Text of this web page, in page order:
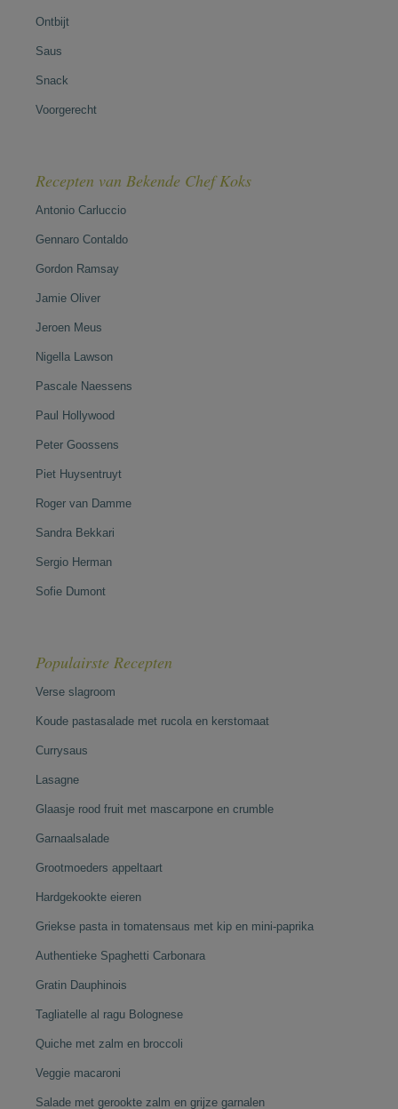
Ontbijt
Saus
Snack
Voorgerecht
Recepten van Bekende Chef Koks
Antonio Carluccio
Gennaro Contaldo
Gordon Ramsay
Jamie Oliver
Jeroen Meus
Nigella Lawson
Pascale Naessens
Paul Hollywood
Peter Goossens
Piet Huysentruyt
Roger van Damme
Sandra Bekkari
Sergio Herman
Sofie Dumont
Populairste Recepten
Verse slagroom
Koude pastasalade met rucola en kerstomaat
Currysaus
Lasagne
Glaasje rood fruit met mascarpone en crumble
Garnaalsalade
Grootmoeders appeltaart
Hardgekookte eieren
Griekse pasta in tomatensaus met kip en mini-paprika
Authentieke Spaghetti Carbonara
Gratin Dauphinois
Tagliatelle al ragu Bolognese
Quiche met zalm en broccoli
Veggie macaroni
Salade met gerookte zalm en grijze garnalen